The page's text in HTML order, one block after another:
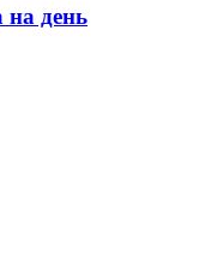
день